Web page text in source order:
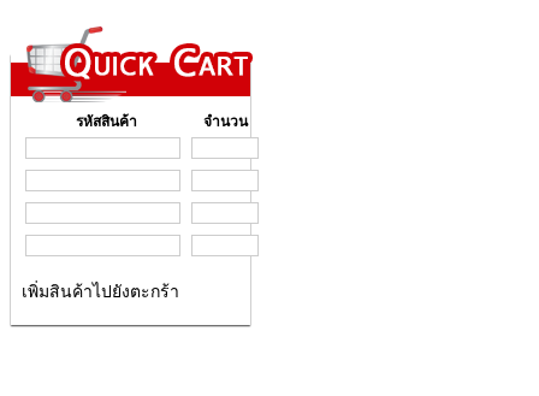
รหัสสินค้า จำนวน
เพิ่มสินค้าไปยังตะกร้า